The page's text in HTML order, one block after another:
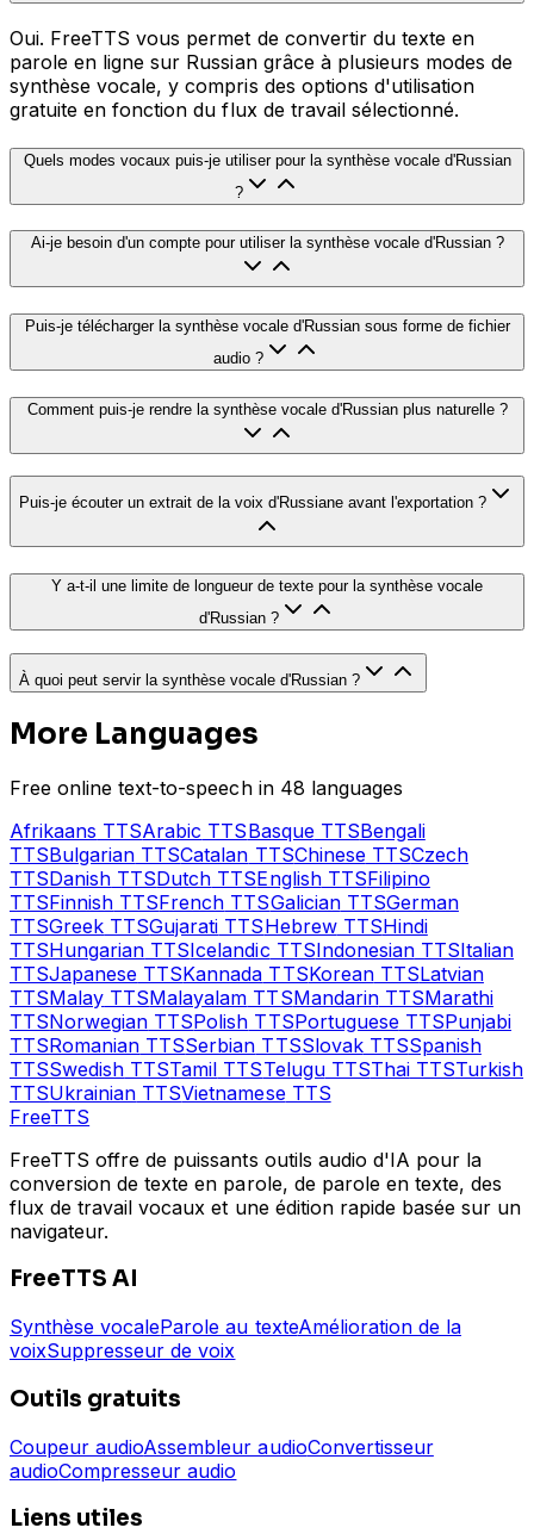
Oui. FreeTTS vous permet de convertir du texte en
parole en ligne sur Russian grâce à plusieurs modes de
synthèse vocale, y compris des options d'utilisation
gratuite en fonction du flux de travail sélectionné.
Quels modes vocaux puis-je utiliser pour la synthèse vocale d'Russian
?
Ai-je besoin d'un compte pour utiliser la synthèse vocale d'Russian ?
Puis-je télécharger la synthèse vocale d'Russian sous forme de fichier
audio ?
Comment puis-je rendre la synthèse vocale d'Russian plus naturelle ?
Puis-je écouter un extrait de la voix d'Russiane avant l'exportation ?
Y a-t-il une limite de longueur de texte pour la synthèse vocale
d'Russian ?
À quoi peut servir la synthèse vocale d'Russian ?
More Languages
Free online text-to-speech in 48 languages
Afrikaans TTSArabic TTSBasqueTTSBengali
TTSBulgarian TTSCatalan TTSChineseTTSCzech
TTSDanish TTSDutch TTSEnglishTTSFilipino
TTSFinnish TTSFrench TTSGalicianTTSGerman
TTSGreek TTSGujarati TTSHebrewTTSHindi
TTSHungarian TTSIcelandic TTSIndonesianTTSItalian
TTSJapanese TTSKannada TTSKoreanTTSLatvian
TTSMalay TTSMalayalam TTSMandarinTTSMarathi
TTSNorwegian TTSPolish TTSPortugueseTTSPunjabi
TTSRomanian TTSSerbian TTSSlovakTTSSpanish
TTSSwedish TTSTamil TTSTeluguTTSThaiTTSTurkish
TTSUkrainian TTSVietnameseTTS
FreeTTS
FreeTTS offre de puissants outils audio d'IA pour la
conversion de texte en parole, de parole en texte, des
flux de travail vocaux et une édition rapide basée sur un
navigateur.
FreeTTS AI
Synthèse vocaleParole au texteAmélioration de la
voixSuppresseur de voix
Outils gratuits
Coupeur audioAssembleur audioConvertisseur
audioCompresseur audio
Liens utiles